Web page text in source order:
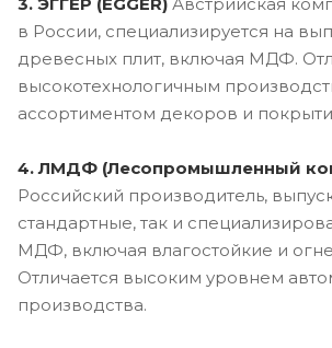
в России, специализируется на
древесных плит, включая МДФ.
высокотехнологичным
ассортиментом декоров и
4. ЛМДФ (Лесопромышленный
Российский производитель,
стандартные, так и
МДФ, включая влагостойкие и
Отличается высоким уровнем
производства.